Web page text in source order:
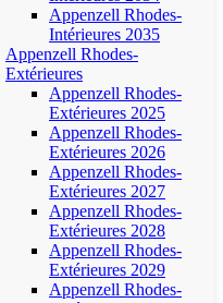
Appenzell Rhodes-
Intérieures 2035
Appenzell Rhodes-
Extérieures
Appenzell Rhodes-
Extérieures 2025
Appenzell Rhodes-
Extérieures 2026
Appenzell Rhodes-
Extérieures 2027
Appenzell Rhodes-
Extérieures 2028
Appenzell Rhodes-
Extérieures 2029
Appenzell Rhodes-